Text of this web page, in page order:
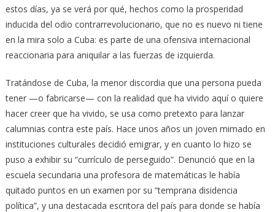
estos días, ya se verá por qué, hechos como la prosperidad
inducida del odio contrarrevolucionario, que no es nuevo ni tiene
en la mira solo a Cuba: es parte de una ofensiva internacional
reaccionaria para aniquilar a las fuerzas de izquierda.
Tratándose de Cuba, la menor discordia que una persona pueda
tener —o fabricarse— con la realidad que ha vivido aquí o quiere
hacer creer que ha vivido, se usa como pretexto para lanzar
calumnias contra este país. Hace unos años un joven mimado en
instituciones culturales decidió emigrar, y en cuanto lo hizo se
puso a exhibir su “currículo de perseguido”. Denunció que en la
escuela secundaria una profesora de matemáticas le había
quitado puntos en un examen por su “temprana disidencia
política”, y una destacada escritora del país para donde se había